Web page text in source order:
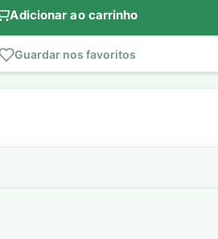
Adicionar ao carrinho
Guardar nos favoritos